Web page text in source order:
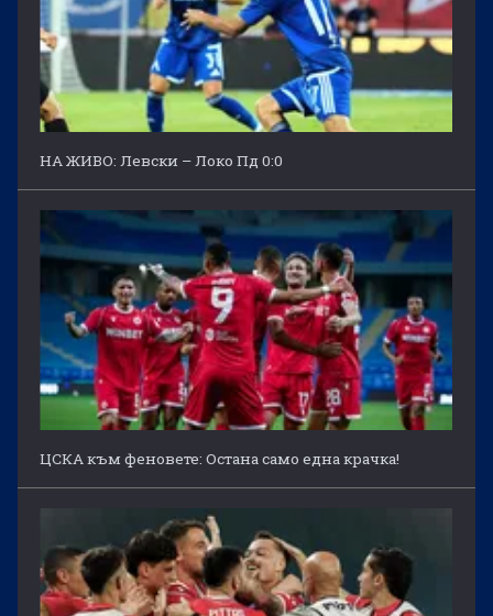
НА ЖИВО: Левски – Локо Пд 0:0
ЦСКА към феновете: Остана само една крачка!